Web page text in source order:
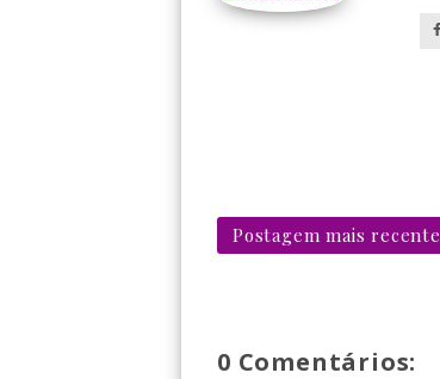
Postagem mais recente
0 Comentários: